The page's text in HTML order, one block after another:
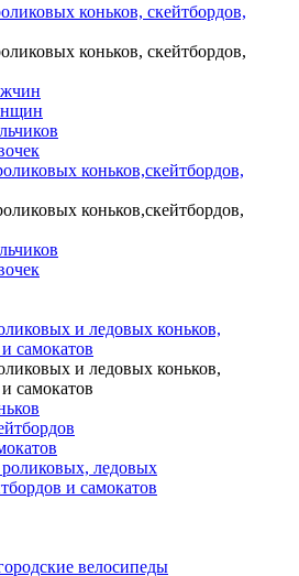
коньков, скейтбордов,
коньков, скейтбордов,
коньков,скейтбордов,
коньков,скейтбордов,
и ледовых коньков,
самокатов
и ледовых коньков,
самокатов
ледовых
и самокатов
велосипеды